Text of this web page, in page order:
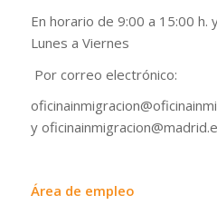
En horario de 9:00 a 15:00 h.
Lunes a Viernes
Por correo electrónico:
y
Área de empleo